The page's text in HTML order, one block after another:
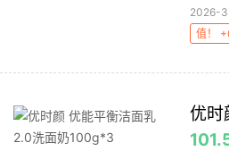
2026-
值！
优时